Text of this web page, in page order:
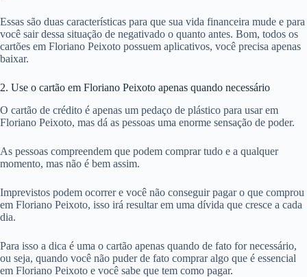
Essas são duas características para que sua vida financeira mude e para
você sair dessa situação de negativado o quanto antes. Bom, todos os
cartões em Floriano Peixoto possuem aplicativos, você precisa apenas
baixar.
2. Use o cartão em Floriano Peixoto apenas quando necessário
O cartão de crédito é apenas um pedaço de plástico para usar em
Floriano Peixoto, mas dá as pessoas uma enorme sensação de poder.
As pessoas compreendem que podem comprar tudo e a qualquer
momento, mas não é bem assim.
Imprevistos podem ocorrer e você não conseguir pagar o que comprou
em Floriano Peixoto, isso irá resultar em uma dívida que cresce a cada
dia.
Para isso a dica é uma o cartão apenas quando de fato for necessário,
ou seja, quando você não puder de fato comprar algo que é essencial
em Floriano Peixoto e você sabe que tem como pagar.